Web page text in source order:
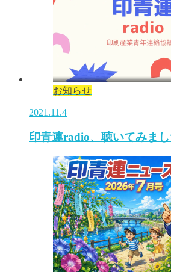
お知らせ
2021.11.4
印青連radio、聴いてみまし